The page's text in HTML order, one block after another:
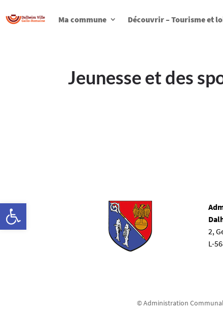
Ouvrir la barre d’outils
Ma commune Découvrir – Tourisme et
Jeunesse et des
2,
L-
© Administration